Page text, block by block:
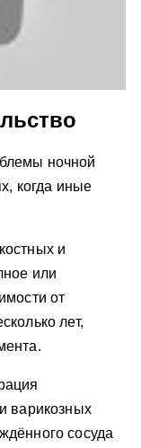
ночной
когда иные
и
или
от
лет,
варикозных
сосуда